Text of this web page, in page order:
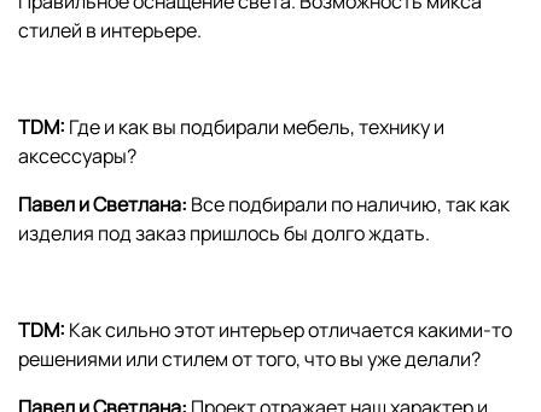
стилей в интерьере.
TDM: Где и как вы подбирали мебель, технику и
аксессуары?
Павел и Светлана: Все подбирали по наличию, так как
изделия под заказ пришлось бы долго ждать.
TDM: Как сильно этот интерьер отличается какими-то
решениями или стилем от того, что вы уже делали?